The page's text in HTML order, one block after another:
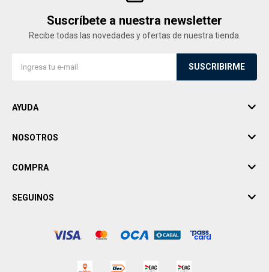
Suscríbete a nuestra newsletter
Recibe todas las novedades y ofertas de nuestra tienda.
SUSCRIBIRME
AYUDA
NOSOTROS
COMPRA
SEGUINOS